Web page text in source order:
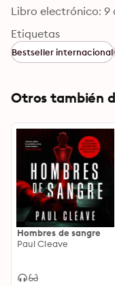
Libro electrónico: 9
Etiquetas
Bestseller internacional
Otros también
Hombres de sangre
Paul Cleave